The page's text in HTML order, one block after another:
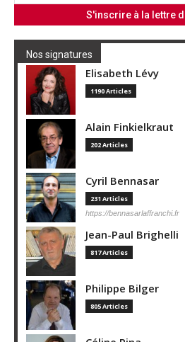
Nos signatures
Elisabeth Lévy
1190 Articles
Alain Finkielkraut
202 Articles
Cyril Bennasar
231 Articles
https://bennasarlaffranchi.fr
Jean-Paul Brighelli
817 Articles
Philippe Bilger
805 Articles